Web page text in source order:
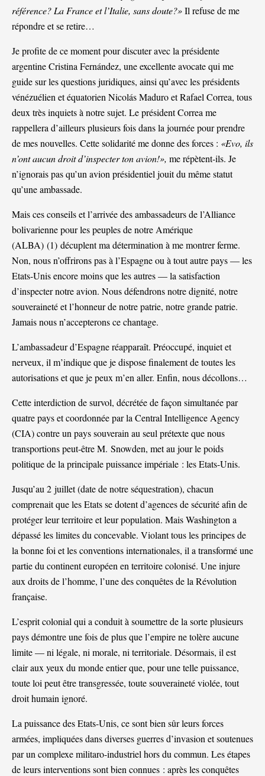
référence? La France et l’Italie, sans doute?»Il refuse de me
répondre et se retire…
Je profite de ce moment pour discuter avec la présidente
argentine Cristina Fernández, une excellente avocate qui me
guide sur les questions juridiques, ainsi qu’avec les présidents
vénézuélien et équatorien Nicolás Maduro et Rafael Correa, tous
deux très inquiets à notre sujet. Le président Correa me
rappellera d’ailleurs plusieurs fois dans la journée pour prendre
de mes nouvelles. Cette solidarité me donne des forces : «Evo, ils
n’ont aucun droit d’inspecter ton avion!», me répètent-ils. Je
n’ignorais pas qu’un avion présidentiel jouit du même statut
qu’une ambassade.
Mais ces conseils et l’arrivée des ambassadeurs de l’Alliance
bolivarienne pour les peuples de notre Amérique
(ALBA) (1) décuplent ma détermination à me montrer ferme.
Non, nous n’offrirons pas à l’Espagne ou à tout autre pays — les
Etats-Unis encore moins que les autres — la satisfaction
d’inspecter notre avion. Nous défendrons notre dignité, notre
souveraineté et l’honneur de notre patrie, notre grande patrie.
Jamais nous n’accepterons ce chantage.
L’ambassadeur d’Espagne réapparaît. Préoccupé, inquiet et
nerveux, il m’indique que je dispose finalement de toutes les
autorisations et que je peux m’en aller. Enfin, nous décollons…
Cette interdiction de survol, décrétée de façon simultanée par
quatre pays et coordonnée par la Central Intelligence Agency
(CIA) contre un pays souverain au seul prétexte que nous
transportions peut-être M. Snowden, met au jour le poids
politique de la principale puissance impériale : les Etats-Unis.
Jusqu’au 2 juillet (date de notre séquestration), chacun
comprenait que les Etats se dotent d’agences de sécurité afin de
protéger leur territoire et leur population. Mais Washington a
dépassé les limites du concevable. Violant tous les principes de
la bonne foi et les conventions internationales, il a transformé une
partie du continent européen en territoire colonisé. Une injure
aux droits de l’homme, l’une des conquêtes de la Révolution
française.
L’esprit colonial qui a conduit à soumettre de la sorte plusieurs
pays démontre une fois de plus que l’empire ne tolère aucune
limite — ni légale, ni morale, ni territoriale. Désormais, il est
clair aux yeux du monde entier que, pour une telle puissance,
toute loi peut être transgressée, toute souveraineté violée, tout
droit humain ignoré.
La puissance des Etats-Unis, ce sont bien sûr leurs forces
armées, impliquées dans diverses guerres d’invasion et soutenues
par un complexe militaro-industriel hors du commun. Les étapes
de leurs interventions sont bien connues : après les conquêtes